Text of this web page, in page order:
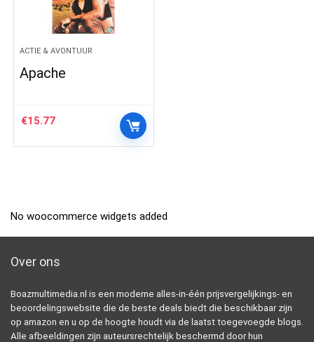
ACTIE & AVONTUUR
Apache
€15.77
No woocommerce widgets added
Over ons
Boazmultimedia.nl is een moderne alles-in-één prijsvergelijkings- en
beoordelingswebsite die de beste deals biedt die beschikbaar zijn
op amazon en u op de hoogte houdt via de laatst toegevoegde blogs.
Alle afbeeldingen zijn auteursrechtelijk beschermd door hun